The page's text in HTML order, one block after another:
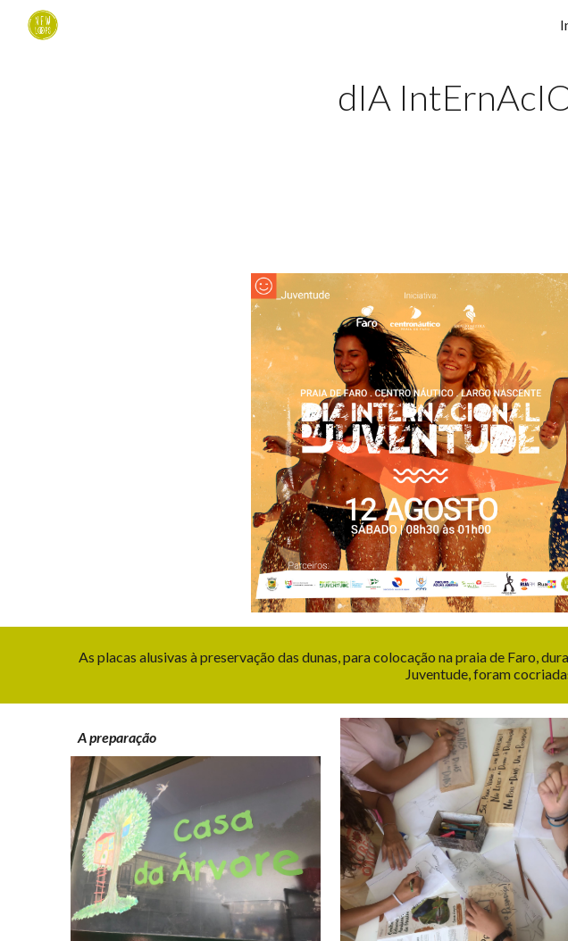
dIA
As placas alusivas à preservação das dunas, para colocação na praia de Faro,
Juventude, foram
A preparação